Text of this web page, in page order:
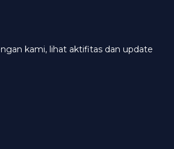
kami, lihat aktifitas dan update